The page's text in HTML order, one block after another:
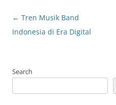
Post
navigation
← Tren Musik Band
Indonesia di Era Digital
Search